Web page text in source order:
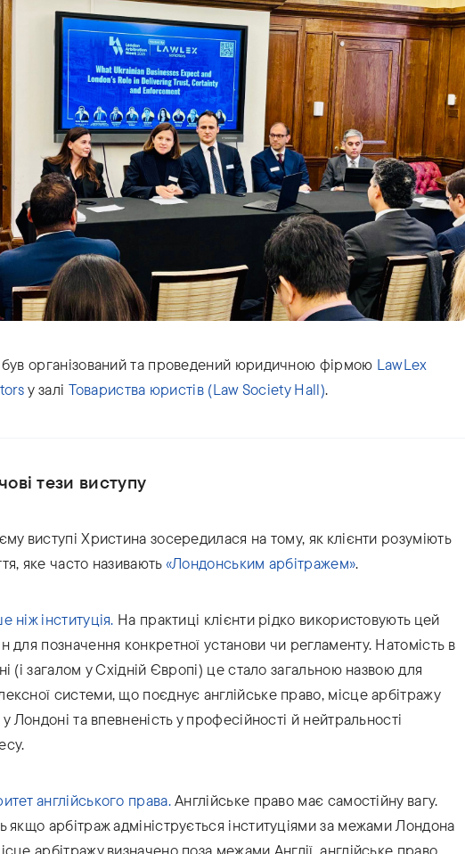
був організований та проведений юридичною фірмою LawLex
у залі Товариства юристів (Law Society Hall).
тези виступу
виступі Христина зосередилася на тому, як клієнти розуміють
яке часто називають«Лондонським арбітражем».
ніж інституція. На практиці клієнти рідко використовують цей
для позначення конкретної установи чи регламенту. Натомість в
(і загалом у Східній Європі) це стало загальною назвою для
системи, що поєднує англійське право, місце арбітражу
Лондоні та впевненість у професійності й нейтральності
англійського права.Англійське право має самостійну вагу.
якщо арбітраж адмініструється інституціями за межами Лондона
арбітражу визначено поза межами Англії, англійське право